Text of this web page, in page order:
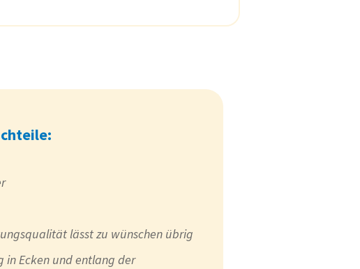
lässt zu wünschen übrig
in Ecken und entlang der